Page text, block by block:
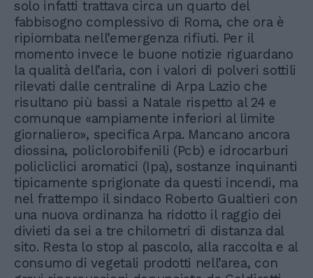
solo infatti trattava circa un quarto del
fabbisogno complessivo di Roma, che ora è
ripiombata nell’emergenza rifiuti. Per il
momento invece le buone notizie riguardano
la qualità dell’aria, con i valori di polveri sottili
rilevati dalle centraline di Arpa Lazio che
risultano più bassi a Natale rispetto al 24 e
comunque «ampiamente inferiori al limite
giornaliero», specifica Arpa. Mancano ancora
diossina, policlorobifenili (Pcb) e idrocarburi
policliclici aromatici (Ipa), sostanze inquinanti
tipicamente sprigionate da questi incendi, ma
nel frattempo il sindaco Roberto Gualtieri con
una nuova ordinanza ha ridotto il raggio dei
divieti da sei a tre chilometri di distanza dal
sito. Resta lo stop al pascolo, alla raccolta e al
consumo di vegetali prodotti nell’area, con